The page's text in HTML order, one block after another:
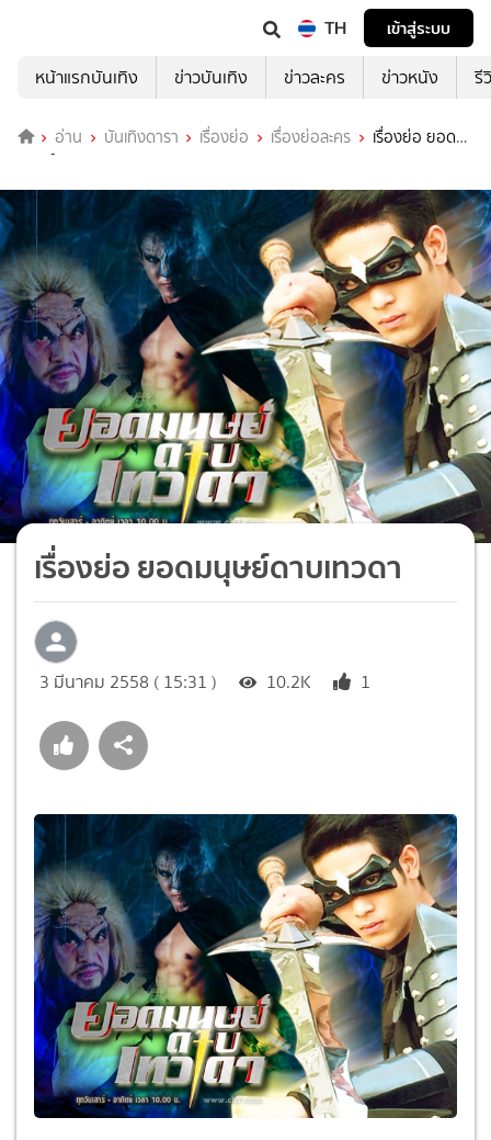
TH
เข้าสู่ระบบ
หน้าแรกบันเทิง
ข่าวบันเทิง ข่าวละคร ข่าวหนัง รี
อ่าน บันเทิงดารา เรื่องย่อ เรื่องย่อละคร
เรื่องย่อ ยอด
มนุษย์ดาบเทวดา
เรื่องย่อ ยอดมนุษย์ดาบเทวดา
3 มีนาคม 2558 ( 15:31 ) 10.2K 1